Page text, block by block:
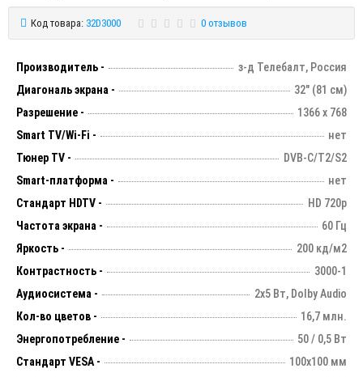
Код товара: 32D3000 0 отзывов
Производитель -
з-д Телебалт, Россия
Диагональ экрана -
32" (81 см)
Разрешение -
1366 х 768
Smart TV/Wi-Fi -
нет
Тюнер TV -
DVB-C/T2/S2
Smart-платформа -
нет
Стандарт HDTV -
HD 720p
Частота экрана -
60 Гц
Яркость -
200 кд/м2
Контрастность -
3000-1
Аудиосистема -
2х5 Вт, Dolby Audio
Кол-во цветов -
16,7 млн.
Энергопотребление -
50 / 0,5 Вт
Стандарт VESA -
100х100 мм